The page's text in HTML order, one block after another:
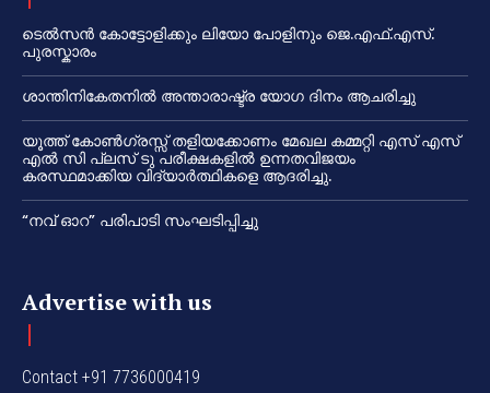
ടെൽസൻ കോട്ടോളിക്കും ലിയോ പോളിനും ജെ.എഫ്.എസ്.
പുരസ്കാരം
ശാന്തിനികേതനിൽ അന്താരാഷ്ട്ര യോഗ ദിനം ആചരിച്ചു
യൂത്ത് കോൺഗ്രസ്സ് തളിയക്കോണം മേഖല കമ്മറ്റി എസ് എസ്
എൽ സി പ്ലസ് ടു പരീക്ഷകളിൽ ഉന്നതവിജയം
കരസ്ഥമാക്കിയ വിദ്യാർത്ഥികളെ ആദരിച്ചു.
“നവ് ഓറ” പരിപാടി സംഘടിപ്പിച്ചു
Advertise with us
Contact +91 7736000419